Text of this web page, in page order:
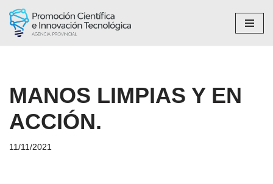
Saltar
MANOS LIMPIAS Y EN
ACCIÓN.
11/11/2021